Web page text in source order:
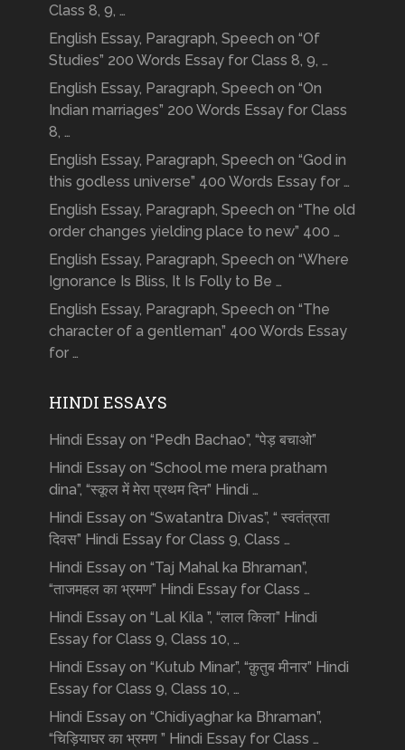
Class 8, 9, …
English Essay, Paragraph, Speech on “Of
Studies” 200 Words Essay for Class 8, 9, …
English Essay, Paragraph, Speech on “On
Indian marriages” 200 Words Essay for Class
8, …
English Essay, Paragraph, Speech on “God in
this godless universe” 400 Words Essay for …
English Essay, Paragraph, Speech on “The old
order changes yielding place to new” 400 …
English Essay, Paragraph, Speech on “Where
Ignorance Is Bliss, It Is Folly to Be …
English Essay, Paragraph, Speech on “The
character of a gentleman” 400 Words Essay
for …
HINDI ESSAYS
Hindi Essay on “Pedh Bachao”, “पेड़ बचाओ”
Hindi Essay on “School me mera pratham
dina”, “स्कूल में मेरा प्रथम दिन” Hindi …
Hindi Essay on “Swatantra Divas”, “ स्वतंत्रता
दिवस” Hindi Essay for Class 9, Class …
Hindi Essay on “Taj Mahal ka Bhraman”,
“ताजमहल का भ्रमण” Hindi Essay for Class …
Hindi Essay on “Lal Kila ”, “लाल किला” Hindi
Essay for Class 9, Class 10, …
Hindi Essay on “Kutub Minar”, “क़ुतुब मीनार” Hindi
Essay for Class 9, Class 10, …
Hindi Essay on “Chidiyaghar ka Bhraman”,
“चिड़ियाघर का भ्रमण ” Hindi Essay for Class …